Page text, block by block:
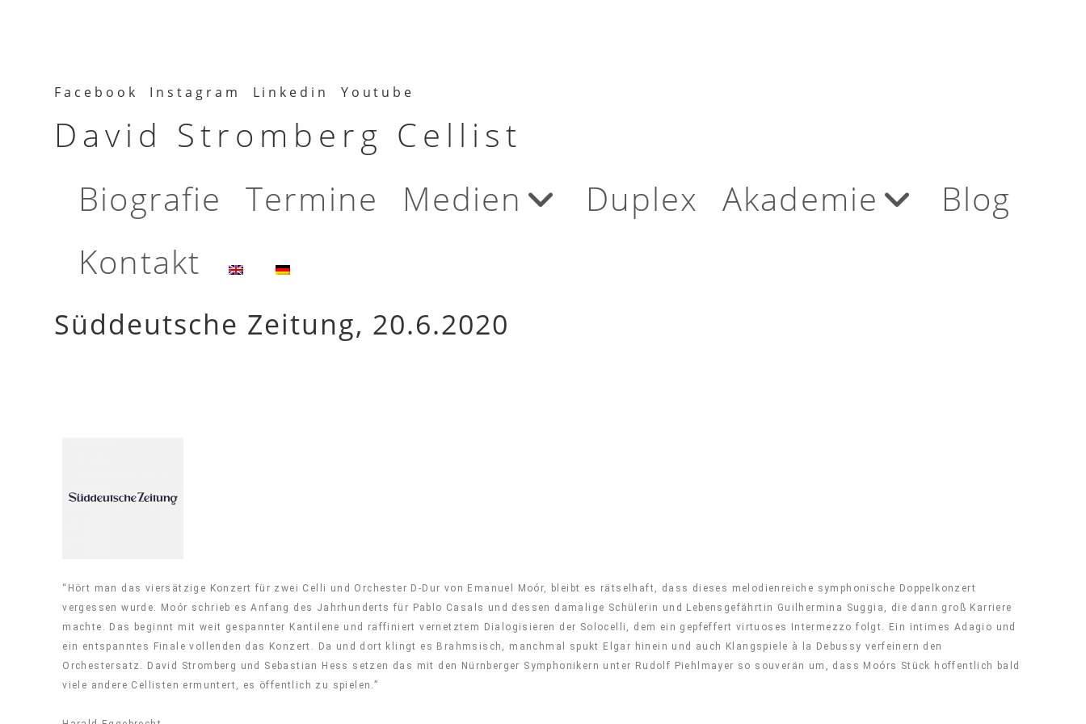
Facebook Instagram Linkedin Youtube
David Stromberg Cellist
Biografie
Termine Medien Duplex Akademie
Blog
Kontakt
Süddeutsche Zeitung, 20.6.2020
“Hört man das viersätzige Konzert für zwei Celli und Orchester D-Dur von Emanuel Moór, bleibt es rätselhaft, dass dieses melodienreiche symphonische Doppelkonzert
vergessen wurde. Moór schrieb es Anfang des Jahrhunderts für Pablo Casals und dessen damalige Schülerin und Lebensgefährtin Guilhermina Suggia, die dann groß Karriere
machte. Das beginnt mit weit gespannter Kantilene und raffiniert vernetztem Dialogisieren der Solocelli, dem ein gepfeffert virtuoses Intermezzo folgt. Ein intimes Adagio und
ein entspanntes Finale vollenden das Konzert. Da und dort klingt es Brahmsisch, manchmal spukt Elgar hinein und auch Klangspiele à la Debussy verfeinern den
Orchestersatz. David Stromberg und Sebastian Hess setzen das mit den Nürnberger Symphoniker n unter Rudolf Piehlmayer so souverän um, dass Moórs Stück hoffentlich bald
viele andere Cellisten ermuntert, es öffentlich zu spielen.”